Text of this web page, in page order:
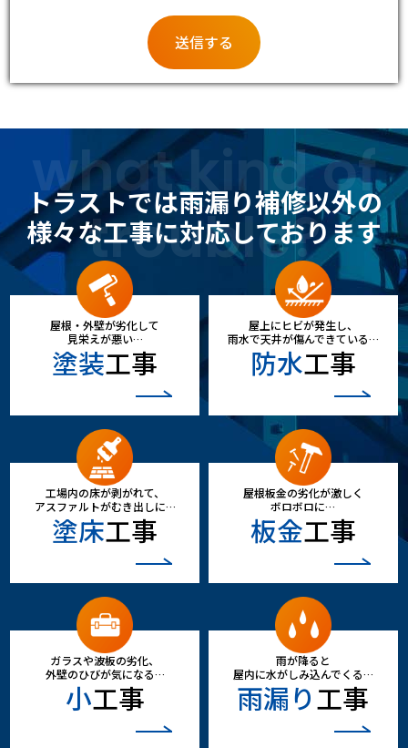
what kind of
trouble?
トラストでは雨漏り補修以外の
様々な工事に対応しております
屋根・外壁が劣化して
見栄えが悪い…
塗装工事
屋上にヒビが発生し、
雨水で天井が傷んできている…
防水工事
工場内の床が剥がれて、
アスファルトがむき出しに…
塗床工事
屋根板金の劣化が激しく
ボロボロに…
板金工事
ガラスや波板の劣化、
外壁のひびが気になる…
小工事
雨が降ると
屋内に水がしみ込んでくる…
雨漏り工事